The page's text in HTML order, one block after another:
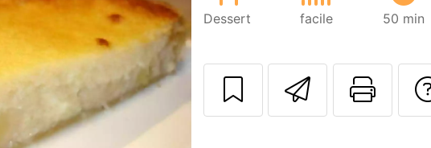
Dessert facile 50 min
Envoyer